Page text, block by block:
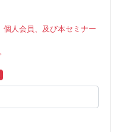
人会員、及び本セミナー